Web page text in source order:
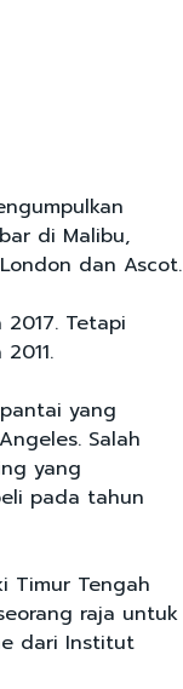
di Malibu,
dan Ascot.
Tetapi
yang
Salah
yang
pada tahun
Timur Tengah
raja untuk
dari Institut